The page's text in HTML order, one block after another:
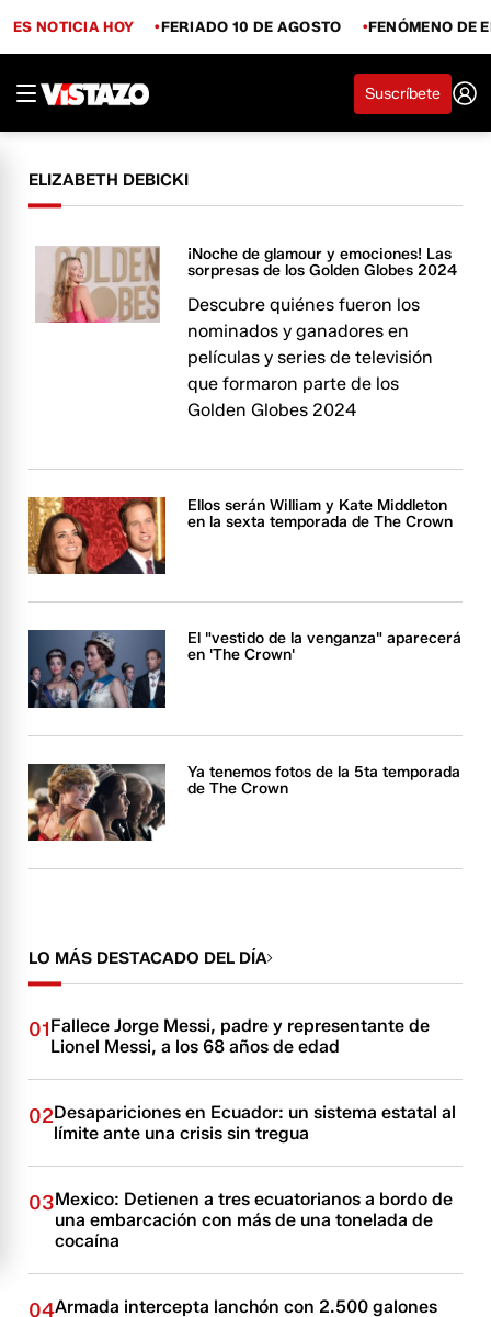
ES NOTICIA HOY FERIADO 10 DE AGOSTO FENÓMENO DE
Suscríbete
ELIZABETH DEBICKI
¡Noche de glamour y emociones! Las
sorpresas de los Golden Globes 2024
Descubre quiénes fueron los
nominados y ganadores en
películas y series de televisión
que formaron parte de los
Golden Globes 2024
Ellos serán William y Kate Middleton
en la sexta temporada de The Crown
El "vestido de la venganza" aparecerá
en 'The Crown'
Ya tenemos fotos de la 5ta temporada
de The Crown
LO MÁS DESTACADO DEL DÍA
01Fallece Jorge Messi, padre y representante de
Lionel Messi, a los 68 años de edad
02Desapariciones en Ecuador: un sistema estatal al
límite ante una crisis sin tregua
03Mexico: Detienen a tres ecuatorianos a bordo de
una embarcación con más de una tonelada de
cocaína
04Armada intercepta lanchón con 2.500 galones